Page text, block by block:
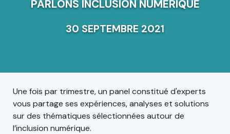
PARLONS INCLUSION NUMÉRIQUE
30 SEPTEMBRE 2021
Une fois par trimestre, un panel constitué d'experts
vous partage ses expériences, analyses et solutions
sur des thématiques sélectionnées autour de
l’inclusion numérique.